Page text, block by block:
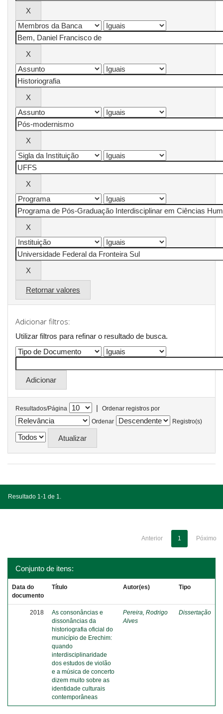
Retornar valores
Adicionar filtros:
Utilizar filtros para refinar o resultado de busca.
Resultados/Página |
Ordenar registros por
Ordenar
Registro(s)
Resultado 1-1 de 1.
Anterior 1 Póximo
Conjunto de itens:
Data do
documento
Título Autor(es) Tipo
2018
As consonâncias e
dissonâncias da
historiografia oficial do
município de Erechim:
quando
interdisciplinaridade
dos estudos de violão
e a música de concerto
dizem muito sobre as
identidade culturais
contemporâneas
Pereira, Rodrigo
Alves
Dissertação